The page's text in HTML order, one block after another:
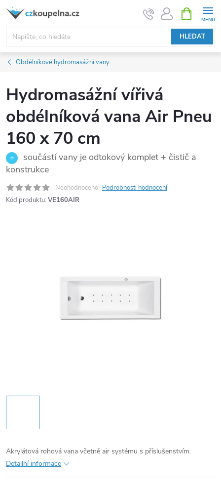
Přejít
obsah
HLEDAT
NÁKUPNÍ
KOŠÍK
Obdélníkové hydromasážní vany
Hydromasážní vířivá
obdélníková vana Air Pneu
160 x 70 cm
součástí vany je odtokový komplet + čistič a
konstrukce
Neohodnoceno Podrobnosti hodnocení
Kód produktu: VE160AIR
Akrylátová rohová vana včetně air systému s příslušenstvím.
Detailní informace